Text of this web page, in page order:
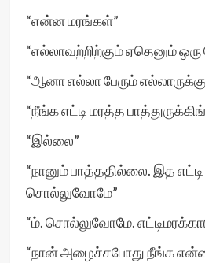
“என்ன மரங்கள்”
“எல்லாவற்றிற்கும் ஏதெனும் ஒரு
“ஆனா எல்லா பேரும்
“நீங்க எட்டி மரத்த
“இல்லை”
“நானும் பாத்ததில்லை. இத
சொல்லுவோமே”
“ம். சொல்லுவோமே.
“நான் அழைச்சபோது நீங்க